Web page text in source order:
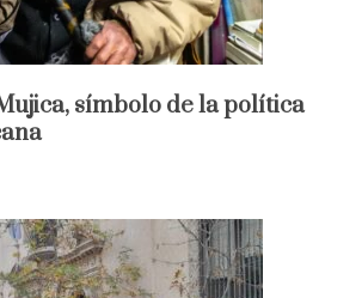
símbolo de la política